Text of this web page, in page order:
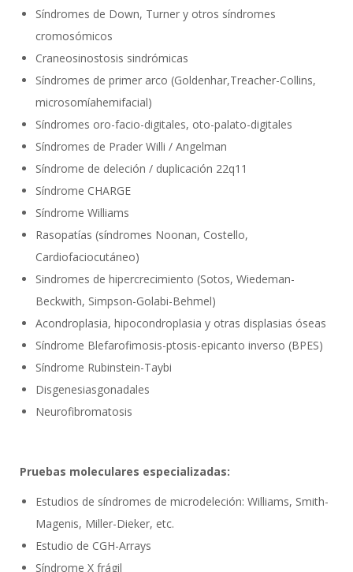
Síndromes de Down, Turner y otros síndromes
cromosómicos
Craneosinostosis sindrómicas
Síndromes de primer arco (Goldenhar,Treacher-Collins,
microsomíahemifacial)
Síndromes oro-facio-digitales, oto-palato-digitales
Síndromes de Prader Willi / Angelman
Síndrome de deleción / duplicación 22q11
Síndrome CHARGE
Síndrome Williams
Rasopatías (síndromes Noonan, Costello,
Cardiofaciocutáneo)
Sindromes de hipercrecimiento (Sotos, Wiedeman-
Beckwith, Simpson-Golabi-Behmel)
Acondroplasia, hipocondroplasia y otras displasias óseas
Síndrome Blefarofimosis-ptosis-epicanto inverso (BPES)
Síndrome Rubinstein-Taybi
Disgenesiasgonadales
Neurofibromatosis
Pruebas moleculares especializadas:
Estudios de síndromes de microdeleción: Williams, Smith-
Magenis, Miller-Dieker, etc.
Estudio de CGH-Arrays
Síndrome X frágil